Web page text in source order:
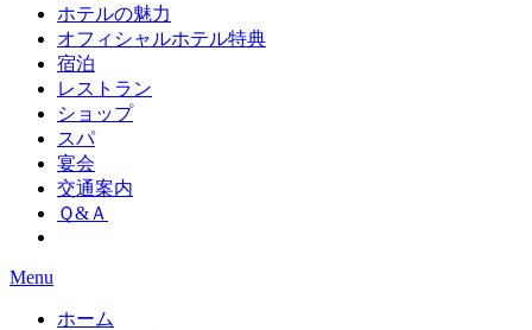
ホテルの魅力
オフィシャルホテル特典
宿泊
レストラン
ショップ
スパ
宴会
交通案内
Ｑ&Ａ
Menu
ホーム